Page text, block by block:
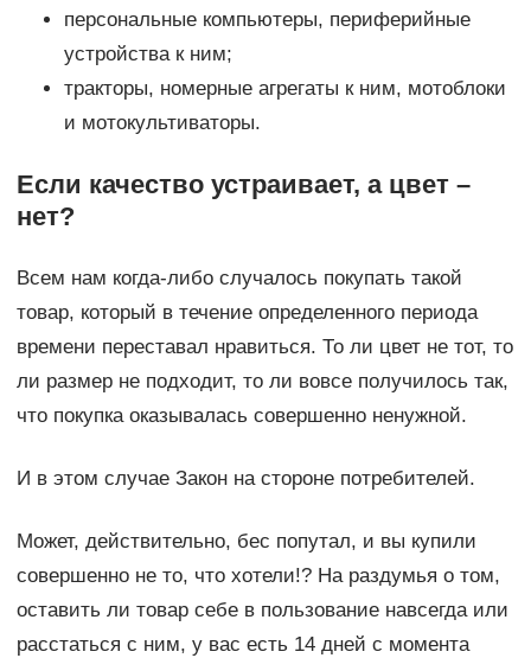
персональные компьютеры, периферийные
устройства к ним;
тракторы, номерные агрегаты к ним, мотоблоки
и мотокультиваторы.
Если качество устраивает, а цвет –
нет?
Всем нам когда-либо случалось покупать такой
товар, который в течение определенного периода
времени переставал нравиться. То ли цвет не тот, то
ли размер не подходит, то ли вовсе получилось так,
что покупка оказывалась совершенно ненужной.
И в этом случае Закон на стороне потребителей.
Может, действительно, бес попутал, и вы купили
совершенно не то, что хотели!? На раздумья о том,
оставить ли товар себе в пользование навсегда или
расстаться с ним, у вас есть 14 дней с момента